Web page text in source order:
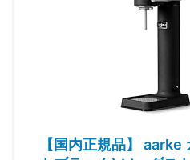
【国内正規品】